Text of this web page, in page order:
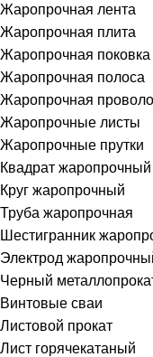
Жаропрочная лента
Жаропрочная плита
Жаропрочная поковка
Жаропрочная полоса
Жаропрочная
Жаропрочные листы
Жаропрочные прутки
Квадрат жаропрочный
Круг жаропрочный
Труба жаропрочная
Шестигранник
Электрод
Черный
Винтовые сваи
Листовой прокат
Лист горячекатаный